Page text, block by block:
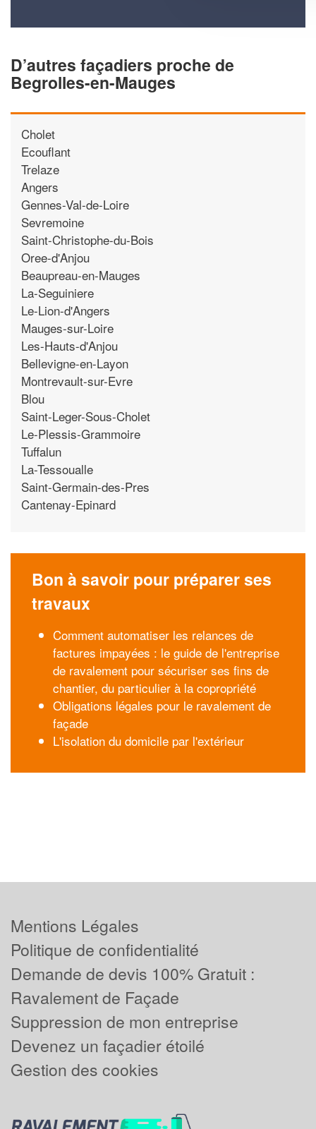
D’autres façadiers proche de
Begrolles-en-Mauges
Cholet
Ecouflant
Trelaze
Angers
Gennes-Val-de-Loire
Sevremoine
Saint-Christophe-du-Bois
Oree-d'Anjou
Beaupreau-en-Mauges
La-Seguiniere
Le-Lion-d'Angers
Mauges-sur-Loire
Les-Hauts-d'Anjou
Bellevigne-en-Layon
Montrevault-sur-Evre
Blou
Saint-Leger-Sous-Cholet
Le-Plessis-Grammoire
Tuffalun
La-Tessoualle
Saint-Germain-des-Pres
Cantenay-Epinard
Bon à savoir pour préparer ses
travaux
Comment automatiser les relances de
factures impayées : le guide de l'entreprise
de ravalement pour sécuriser ses fins de
chantier, du particulier à la copropriété
Obligations légales pour le ravalement de
façade
L'isolation du domicile par l'extérieur
Mentions Légales
Politique de confidentialité
Demande de devis 100% Gratuit :
Ravalement de Façade
Suppression de mon entreprise
Devenez un façadier étoilé
Gestion des cookies